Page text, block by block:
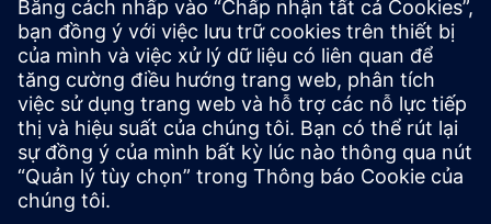
Tạo ra một dung dịch hình học hữu cơ, khối lượng giảm của
một vật liệu cụ thể được tối ưu hóa trong một không gian
xác định, tính đến tải trọng và hạn chế cho phép.
Tải sách điện tử
Khám phá